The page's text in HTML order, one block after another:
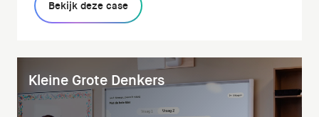
het mogelijk om eenvoudig online
kleine bedragen te beleggen in
spaarplan.
Bekijk deze case
Kleine Grote Denkers